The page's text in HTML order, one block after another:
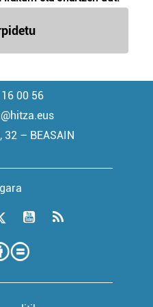
00 56
32 – BEASAIN